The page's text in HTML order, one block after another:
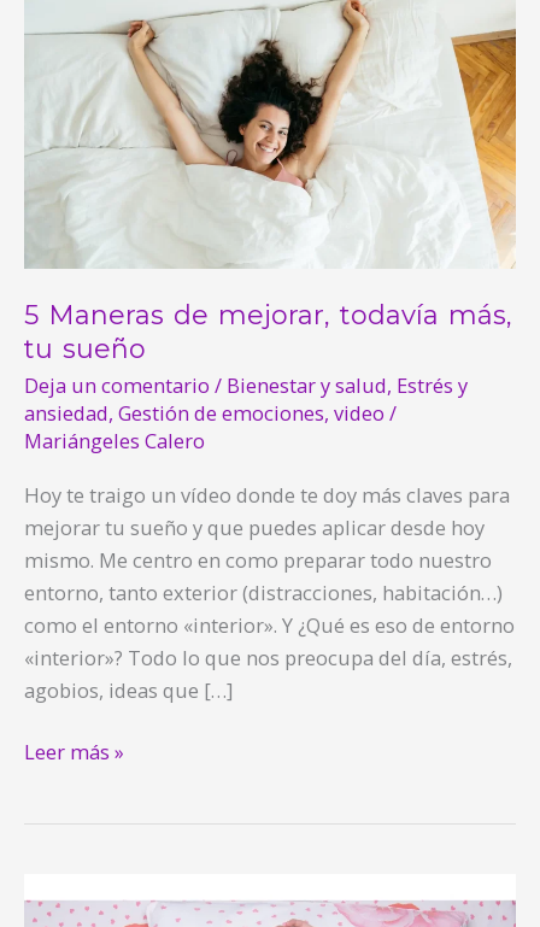
5 Maneras de mejorar, todavía más,
tu sueño
Deja un comentario / Bienestar y salud, Estrés y
ansiedad, Gestión de emociones, video /
Mariángeles Calero
Hoy te traigo un vídeo donde te doy más claves para
mejorar tu sueño y que puedes aplicar desde hoy
mismo. Me centro en como preparar todo nuestro
entorno, tanto exterior (distracciones, habitación…)
como el entorno «interior». Y ¿Qué es eso de entorno
«interior»? Todo lo que nos preocupa del día, estrés,
agobios, ideas que […]
Maneras
mejorar,
todavía
sueño
Leer más »